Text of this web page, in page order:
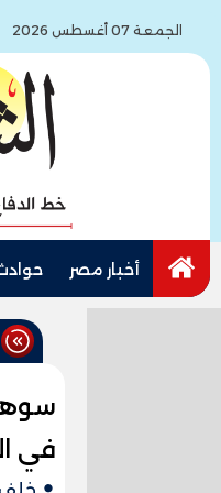
الجمعة 07 أغسطس 2026
أخبار مصر
في